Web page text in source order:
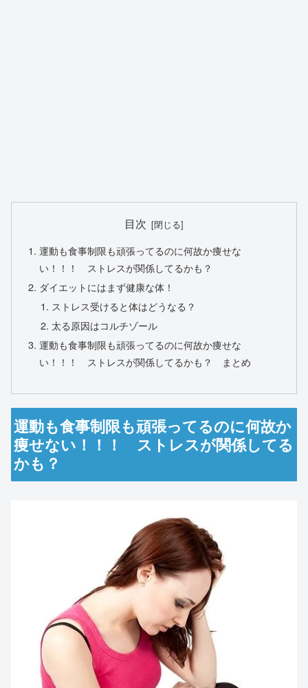
目次
運動も食事制限も頑張ってるのに何故か痩せな
い！！！ ストレスが関係してるかも？
ダイエットにはまず健康な体！
ストレス受けると体はどうなる？
太る原因はコルチゾール
運動も食事制限も頑張ってるのに何故か痩せな
い！！！ ストレスが関係してるかも？ まとめ
運動も食事制限も頑張ってるのに何故か
痩せない！！！ ストレスが関係してる
かも？